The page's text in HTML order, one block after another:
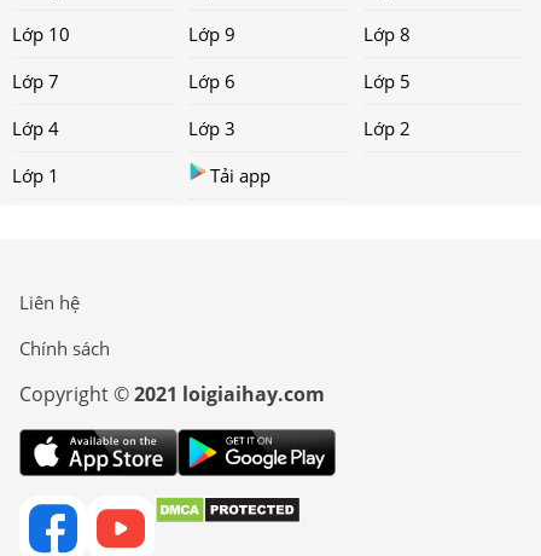
Lớp 10
Lớp 9
Lớp 8
Lớp 7
Lớp 6
Lớp 5
Lớp 4
Lớp 3
Lớp 2
Lớp 1
Tải app
Liên hệ
Chính sách
Copyright ©2021 loigiaihay.com